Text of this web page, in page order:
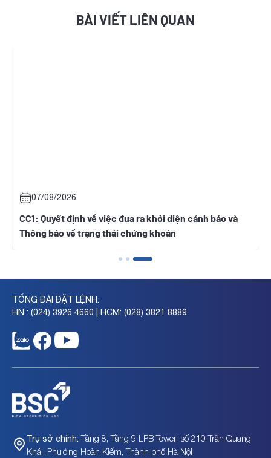
BÀI VIẾT LIÊN QUAN
07/08/2026
CC1: Quyết định về việc đưa ra khỏi diện cảnh báo và
Thông báo về trạng thái chứng khoán
TỔNG ĐÀI ĐẶT LỆNH:
HN : (024) 3926 4660 | HCM: (028) 3821 8889
Trụ sở chính: Tầng 8, Tầng 9 LPB Tower, số 210 Trần Quang
Khải, Phường Hoàn Kiếm, Thành phố Hà Nội